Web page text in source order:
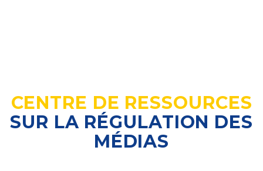
CENTRE DE RESSOURCES
SUR LA RÉGULATION DES
MÉDIAS